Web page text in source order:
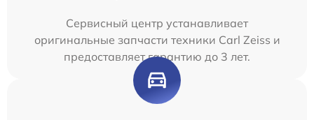
Сервисный центр устанавливает
оригинальные запчасти техники Carl Zeiss и
предоставляет гарантию до 3 лет.